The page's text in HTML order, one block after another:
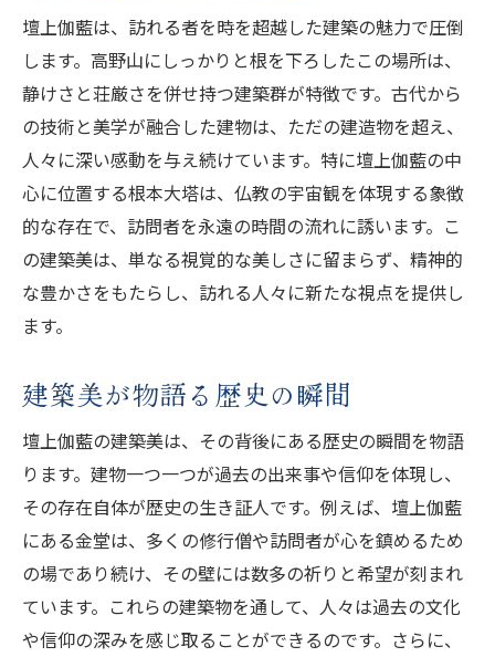
壇上伽藍は、訪れる者を時を超越した建築の魅力で圧倒
します。高野山にしっかりと根を下ろしたこの場所は、
静けさと荘厳さを併せ持つ建築群が特徴です。古代から
の技術と美学が融合した建物は、ただの建造物を超え、
人々に深い感動を与え続けています。特に壇上伽藍の中
心に位置する根本大塔は、仏教の宇宙観を体現する象徴
的な存在で、訪問者を永遠の時間の流れに誘います。こ
の建築美は、単なる視覚的な美しさに留まらず、精神的
な豊かさをもたらし、訪れる人々に新たな視点を提供し
ます。
建築美が物語る歴史の瞬間
壇上伽藍の建築美は、その背後にある歴史の瞬間を物語
ります。建物一つ一つが過去の出来事や信仰を体現し、
その存在自体が歴史の生き証人です。例えば、壇上伽藍
にある金堂は、多くの修行僧や訪問者が心を鎮めるため
の場であり続け、その壁には数多の祈りと希望が刻まれ
ています。これらの建築物を通して、人々は過去の文化
や信仰の深みを感じ取ることができるのです。さらに、